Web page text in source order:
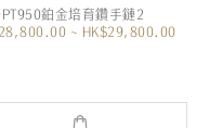
鉑金培育鑽手鏈2
~ HK$29,800.00